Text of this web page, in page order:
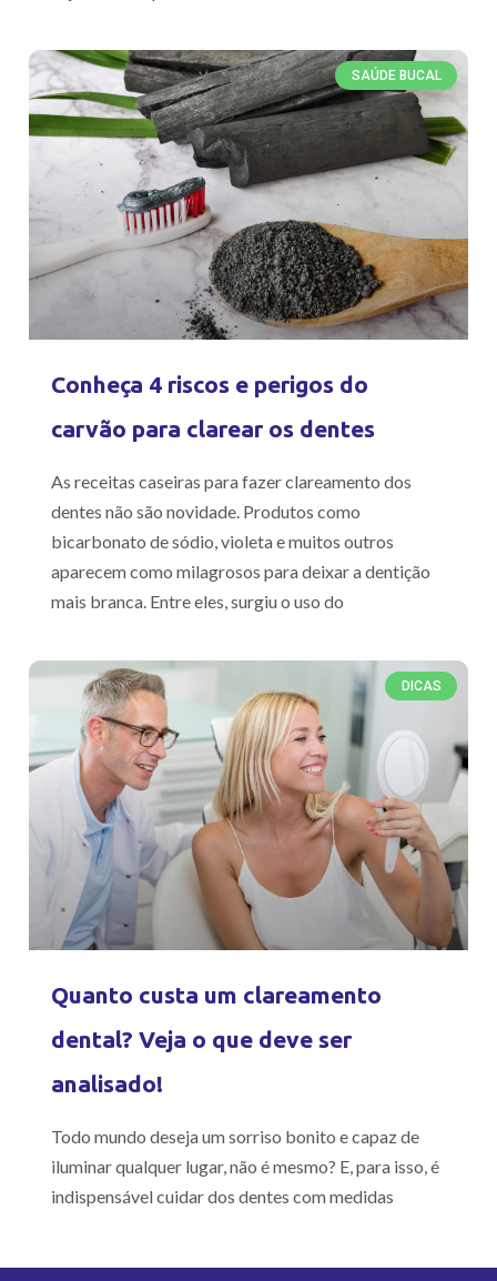
SAÚDE BUCAL
Conheça 4 riscos e perigos do
carvão para clarear os dentes
As receitas caseiras para fazer clareamento dos
dentes não são novidade. Produtos como
bicarbonato de sódio, violeta e muitos outros
aparecem como milagrosos para deixar a dentição
mais branca. Entre eles, surgiu o uso do
DICAS
Quanto custa um clareamento
dental? Veja o que deve ser
analisado!
Todo mundo deseja um sorriso bonito e capaz de
iluminar qualquer lugar, não é mesmo? E, para isso, é
indispensável cuidar dos dentes com medidas